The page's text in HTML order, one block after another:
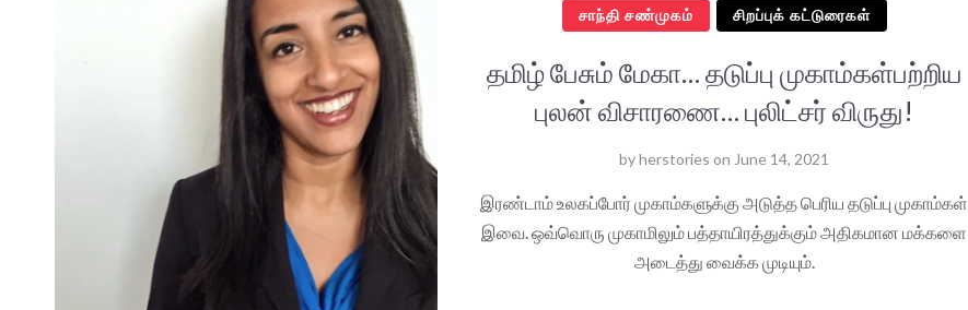
சாந்தி சண்முகம் சிறப்புக் கட்டுரைகள்
தமிழ் பேசும் மேகா… தடுப்பு முகாம்கள்பற்றிய
புலன் விசாரணை… புலிட்சர் விருது!
byherstories on June 14, 2021
இரண்டாம் உலகப்போர் முகாம்களுக்கு அடுத்த பெரிய தடுப்பு முகாம்கள்
இவை. ஒவ்வொரு முகாமிலும் பத்தாயிரத்துக்கும் அதிகமான மக்களை
அடைத்து வைக்க முடியும்.